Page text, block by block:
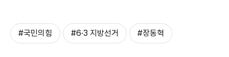
#국민의힘 #6·3 지방선거 #장동혁